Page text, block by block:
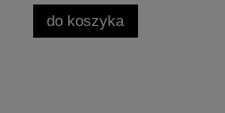
do koszyka